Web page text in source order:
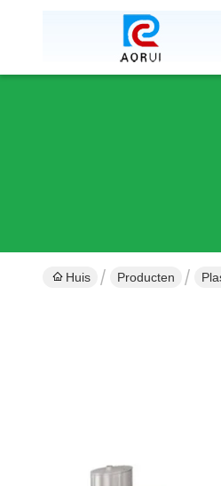
Huis Producten